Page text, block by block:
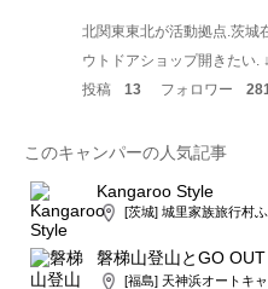
北関東東北が活動拠点.茨城
ウトドアショップ開きたい.
投稿
13 フォロワー
このキャンパーの人気記事
Kangaroo Style
[茨城] 城里家族旅行村
磐梯山登山とGO OUT
[福島] 天神浜オートキ